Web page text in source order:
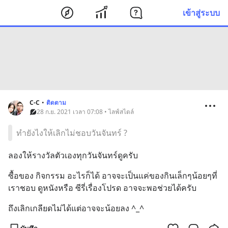
เข้าสู่ระบบ
C-C • ติดตาม
28 ก.ย. 2021 เวลา 07:08 • ไลฟ์สไตล์
ทำยังไงให้เลิกไม่ชอบวันจันทร์ ?
ลองให้รางวัลตัวเองทุกวันจันทร์ดูครับ
ซื้อของ กิจกรรม อะไรก็ได้ อาจจะเป็นแค่ของกินเล็กๆน้อยๆที่
เราชอบ ดูหนังหรือ ซีรี่เรื่องโปรด อาจจะพอช่วยได้ครับ
ถึงเลิกเกลียดไม่ได้แต่อาจจะน้อยลง ^_^